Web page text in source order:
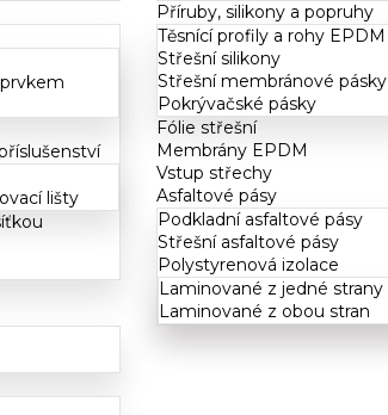
lišty
Příruby, silikony a popruhy
Těsnící profily a rohy EPDM
Střešní silikony
Střešní membránové pásky
Pokrývačské pásky
Fólie střešní
Membrány EPDM
Vstup střechy
Asfaltové pásy
Podkladní asfaltové pásy
Střešní asfaltové pásy
Polystyrenová izolace
Laminované z jedné strany
Laminované z obou stran